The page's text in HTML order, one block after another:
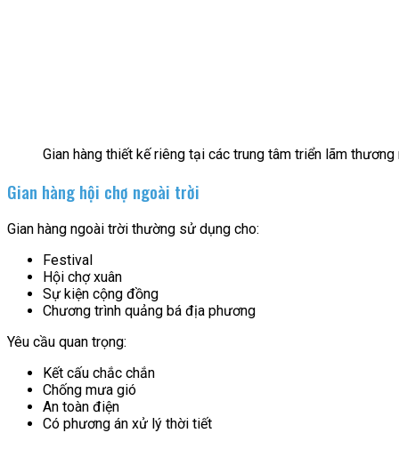
Gian hàng thiết kế riêng tại các trung tâm triển lãm thương
Gian hàng hội chợ ngoài trời
Gian hàng ngoài trời thường sử dụng cho:
Festival
Hội chợ xuân
Sự kiện cộng đồng
Chương trình quảng bá địa phương
Yêu cầu quan trọng:
Kết cấu chắc chắn
Chống mưa gió
An toàn điện
Có phương án xử lý thời tiết